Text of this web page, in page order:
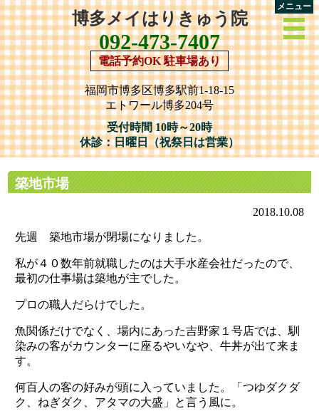
博多メイはりきゅう院
092-473-7407
電話予約OK 駐車場あり
福岡市博多区博多駅前1-18-15
エトワール博多204号
受付時間 10時～20時
休診：日曜日（祝祭日は営業）
メニュー
築地市場
2018.10.08
先週 築地市場が閉場になりました。
私が４０数年前就職したのは大手水産会社だったので、
最初の仕事場は築地が主でした。
プロの職人だらけでした。
魚関係だけでなく、場内にあった吉野家１号店では、馴
染みの客がカウンターに座るやいなや、牛丼が出て来ま
す。
何百人の客の好みが頭に入っていました。「つゆダクダ
ク、ねぎダク、アタマの大盛」と言う風に。